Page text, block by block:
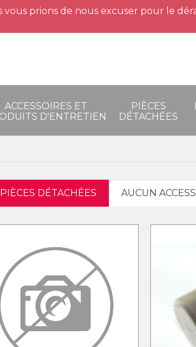
prions de nous excuser pour le
ACCESSOIRES ET
D'ENTRETIEN
PIÈCES
DÉTACHÉES
DÉTACHÉES AUCUN